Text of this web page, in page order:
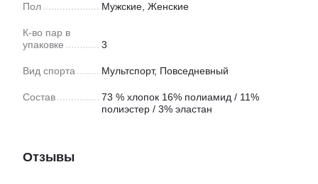
Пол Мужские, Женские
К-во пар в
упаковке
3
Вид спорта Мультспорт, Повседневный
Состав
73 % хлопок 16% полиамид / 11%
полиэстер / 3% эластан
Отзывы